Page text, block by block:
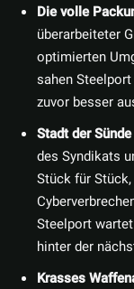
Die volle
überarbeiteter
optimierten
sahen
zuvor besser
Stadt der Sünde
des Syndikats
Stück für
Steelport
hinter der
Krasses